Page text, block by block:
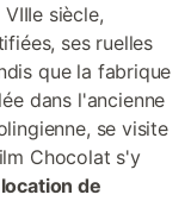
siècle,
ses ruelles
que la fabrique
dans l'ancienne
se visite
Chocolat s'y
location de